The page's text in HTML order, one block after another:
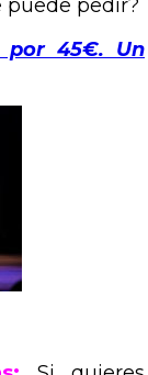
puede pedir?
por 45€. Un